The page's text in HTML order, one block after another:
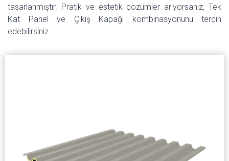
tasarlanmıştır. Pratik ve estetik çözümler arıyorsanız, Tek
Kat Panel ve Çıkış Kapağı kombinasyonunu tercih
edebilirsiniz.